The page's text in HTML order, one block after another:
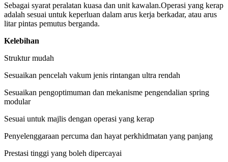
Sebagai syarat peralatan kuasa dan unit kawalan.Operasi yang kerap
adalah sesuai untuk keperluan dalam arus kerja berkadar, atau arus
litar pintas pemutus berganda.
Kelebihan
Struktur mudah
Sesuaikan pencelah vakum jenis rintangan ultra rendah
Sesuaikan pengoptimuman dan mekanisme pengendalian spring
modular
Sesuai untuk majlis dengan operasi yang kerap
Penyelenggaraan percuma dan hayat perkhidmatan yang panjang
Prestasi tinggi yang boleh dipercayai